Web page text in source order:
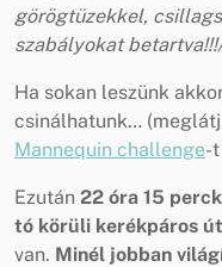
görögtüzekkel,
szabályokat
Ha sokan leszünk
csinálhatunk…
Mannequin challenge-
Ezután 22 óra 15
tó körüli kerékpáros
van. Minél jobban